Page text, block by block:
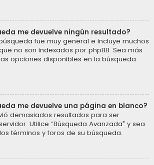
me devuelve ningún resultado?
fue muy general e incluye muchos
no son indexados por phpBB. Sea más
opciones disponibles en la búsqueda
me devuelve una página en blanco?
demasiados resultados para ser
Utilice “Búsqueda Avanzada” y sea
términos y foros de su búsqueda.